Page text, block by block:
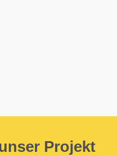
Projekt